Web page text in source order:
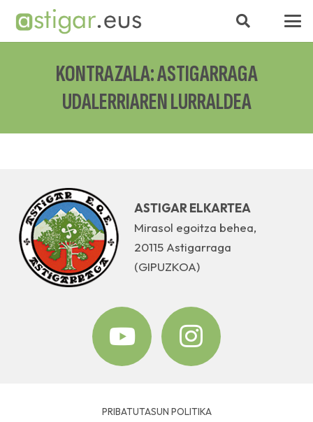
KONTRAZALA: ASTIGARRAGA
UDALERRIAREN LURRALDEA
ASTIGAR ELKARTEA
Mirasol egoitza behea,
20115 Astigarraga
(GIPUZKOA)
PRIBATUTASUN POLITIKA